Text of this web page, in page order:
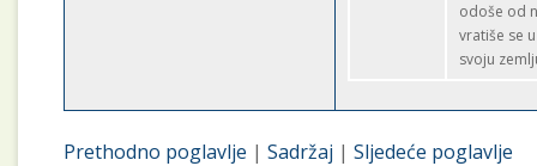
odoše od
vratiše se u
svoju
Prethodno poglavlje |Sadržaj |Sljedeće poglavlje